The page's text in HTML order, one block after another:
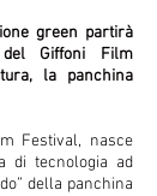
green partirà
Giffoni Film
la panchina
Festival, nasce
di tecnologia ad
della panchina